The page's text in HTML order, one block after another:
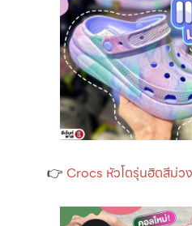
👉 Crocs หัวโตรุ่นฮิตสีม่ว